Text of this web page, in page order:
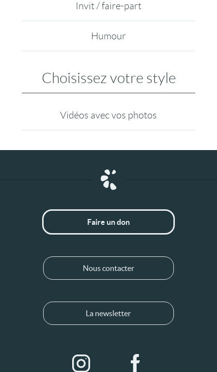
Invit / faire-part
Humour
Choisissez votre style
Vidéos avec vos photos
Faire un don
Nous contacter
La newsletter